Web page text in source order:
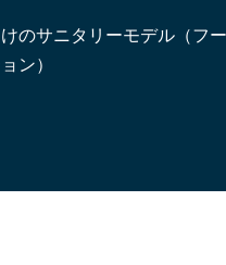
のサニタリーモデル（フ
ン）